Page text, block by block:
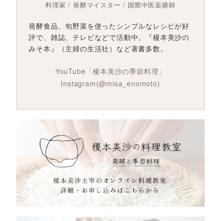
料理家 / 発酵マイスター / 国際中医薬膳師
発酵食品、旬野菜を使ったシンプルなレシピが好
評で、雑誌、テレビなどで活動中。『榎本美沙の
みそ本』（主婦の生活社）など著書多数。
YouTube「榎本美沙の季節料理」
Instagram(@misa_enomoto)